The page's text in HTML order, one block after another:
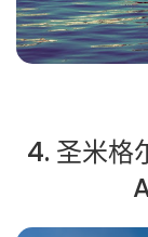
4. 圣米